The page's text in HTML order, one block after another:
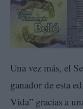
Una vez más, el
ganador de esta
Vida” gracias a